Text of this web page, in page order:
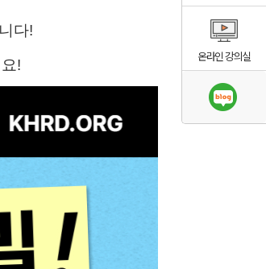
다!
!
온라인 강의실